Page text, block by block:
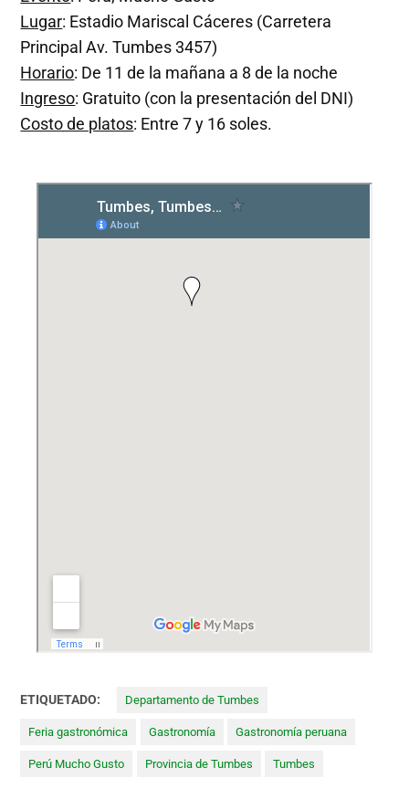
Lugar: Estadio Mariscal Cáceres (Carretera
Principal Av. Tumbes 3457)
Horario: De 11 de la mañana a 8 de la noche
Ingreso: Gratuito (con la presentación del DNI)
Costo de platos: Entre 7 y 16 soles.
ETIQUETADO: Departamento de Tumbes
Feria gastronómica Gastronomía Gastronomía peruana
Perú Mucho Gusto Provincia de Tumbes Tumbes